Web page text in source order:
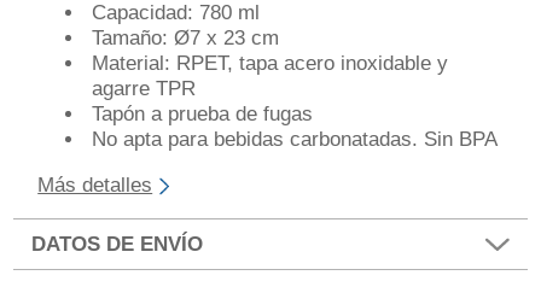
Capacidad: 780 ml
Tamaño: Ø7 x 23 cm
Material: RPET, tapa acero inoxidable y
agarre TPR
Tapón a prueba de fugas
No apta para bebidas carbonatadas. Sin BPA
Más detalles
DATOS DE ENVÍO